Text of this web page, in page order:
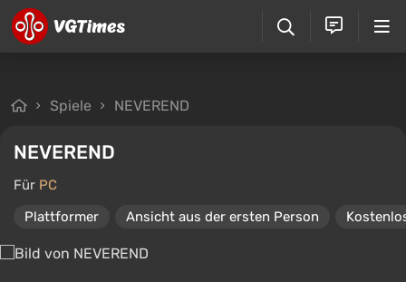
Spiele NEVEREND
NEVEREND
Für PC
Plattformer
Ansicht aus der ersten Person